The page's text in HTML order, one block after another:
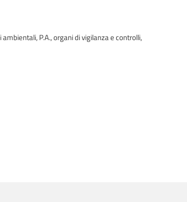
P.A., organi di vigilanza e controlli,